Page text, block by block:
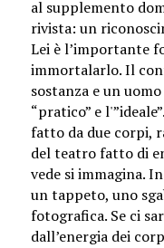
al supplemento
rivista: un
Lei è l’importante
immortalarlo. Il
sostanza e un
“pratico” e
fatto da due corpi,
del teatro fatto di
vede si immagina.
un tappeto, uno
fotografica. Se ci
dall’energia dei